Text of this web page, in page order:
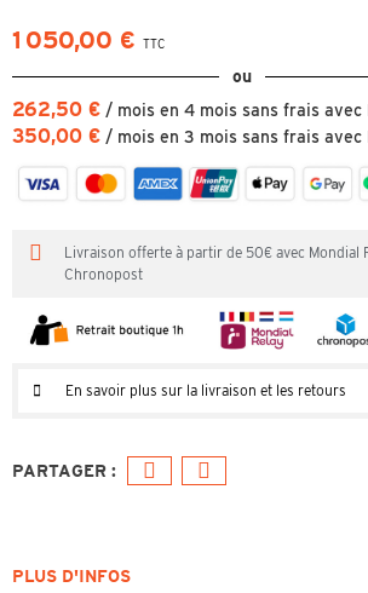
1 050,00 € TTC
ou
262,50 € / mois en 4 mois sans frais avec
350,00 € / mois en 3 mois sans frais avec
Livraison offerte à partir de 50€ avec Mondial
Chronopost
En savoir plus sur la livraison et les retours
PLUS D'INFOS